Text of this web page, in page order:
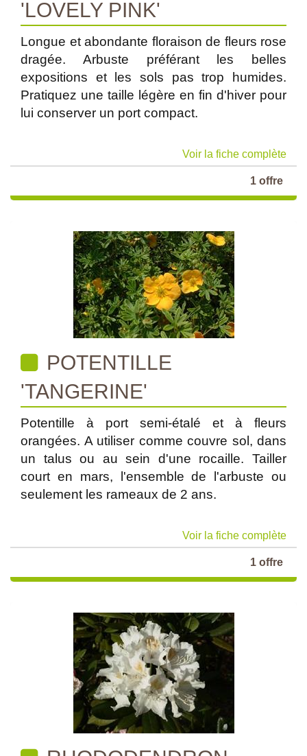
'LOVELY PINK'
Longue et abondante floraison de fleurs rose
dragée. Arbuste préférant les belles
expositions et les sols pas trop humides.
Pratiquez une taille légère en fin d'hiver pour
lui conserver un port compact.
Voir la fiche complète
1 offre
POTENTILLE
'TANGERINE'
Potentille à port semi-étalé et à fleurs
orangées. A utiliser comme couvre sol, dans
un talus ou au sein d'une rocaille. Tailler
court en mars, l'ensemble de l'arbuste ou
seulement les rameaux de 2 ans.
Voir la fiche complète
1 offre